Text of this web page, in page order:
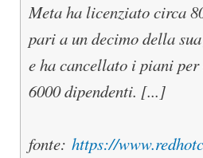
Meta ha licenziato circa
pari a un decimo della
e ha cancellato i piani
6000 dipendenti. [...]
fonte: https://